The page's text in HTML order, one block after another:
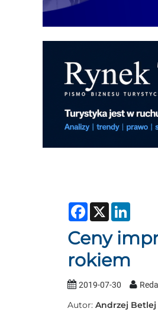
Facebook
X
Ceny
rokiem
2019-07-30
Autor: Andrzej Betlej